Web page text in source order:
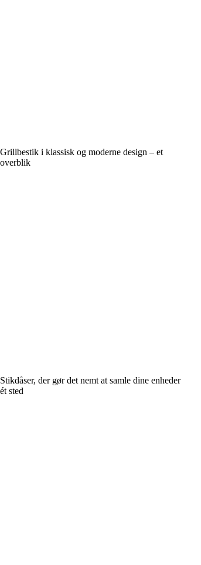
Grillbestik i klassisk og moderne design – et
overblik
Stikdåser, der gør det nemt at samle dine enheder
ét sted